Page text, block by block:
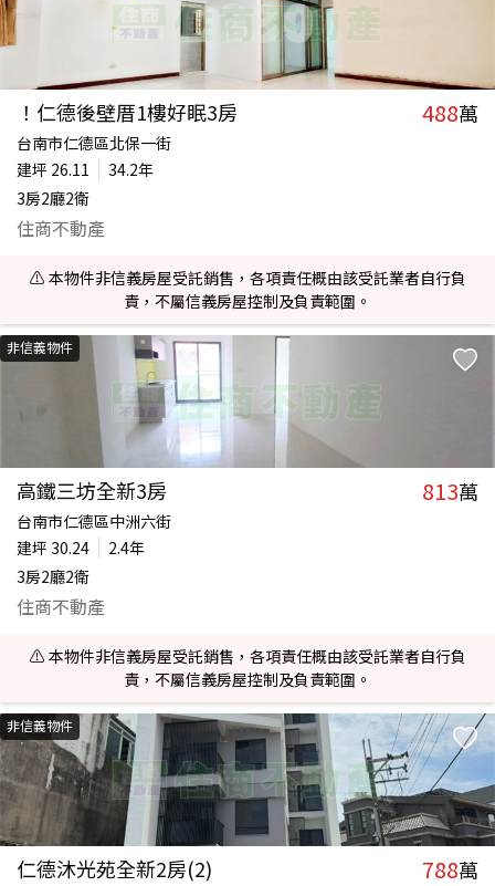
！仁德後壁厝1樓好眠3房 488萬
台南市仁德區北保一街
建坪 26.11
34.2年
3房2廳2衛
住商不動產
⚠️ 本物件非信義房屋受託銷售，各項責任概由該受託業者自行負
責，不屬信義房屋控制及負責範圍。
非信義物件
高鐵三坊全新3房 813萬
台南市仁德區中洲六街
建坪 30.24
2.4年
3房2廳2衛
住商不動產
⚠️ 本物件非信義房屋受託銷售，各項責任概由該受託業者自行負
責，不屬信義房屋控制及負責範圍。
非信義物件
仁德沐光苑全新2房(2) 788萬